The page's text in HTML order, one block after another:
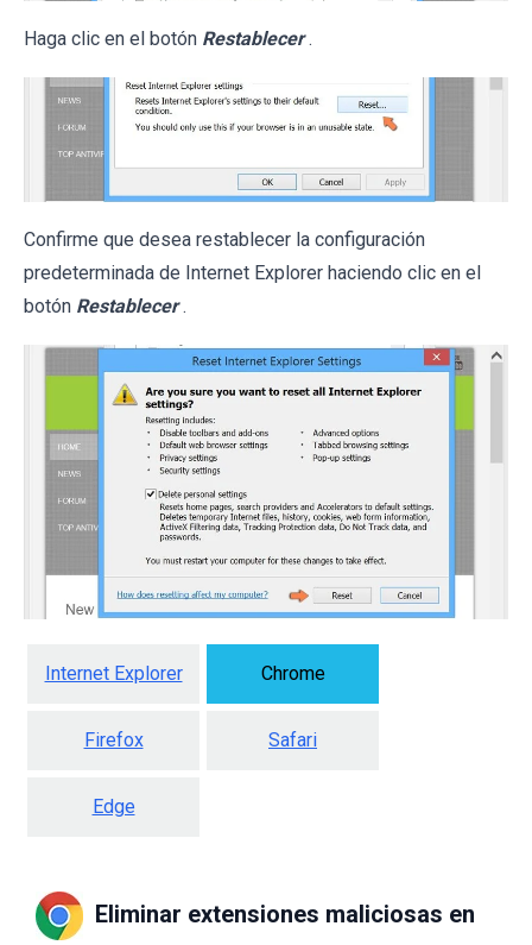
Haga clic en el botón Restablecer .
Confirme que desea restablecer la configuración
predeterminada de Internet Explorer haciendo clic en el
botón Restablecer .
Internet Explorer Chrome
Firefox Safari
Edge
Eliminar extensiones maliciosas en